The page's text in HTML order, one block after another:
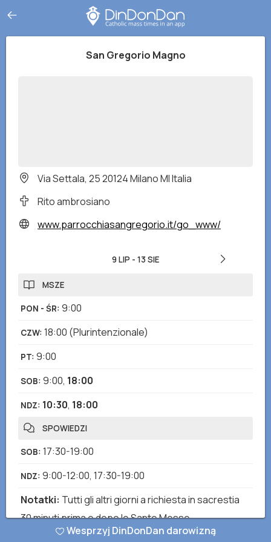
San Gregorio Magno
Via Settala, 25 20124 Milano MI Italia
Rito ambrosiano
www.parrocchiasangregorio.it/go_www/
9 LIP - 13 SIE
MSZE
PON - ŚR: 9:00
CZW: 18:00 (Plurintenzionale)
PT: 9:00
SOB: 9:00, 18:00
NDZ: 10:30, 18:00
SPOWIEDZI
SOB: 17:30-19:00
NDZ: 9:00-12:00, 17:30-19:00
Notatki: Tutti gli altri giorni a richiesta in sacrestia
30 minuti prima e dopo le Sante Messe
Wesprzyj DinDonDan darowizną